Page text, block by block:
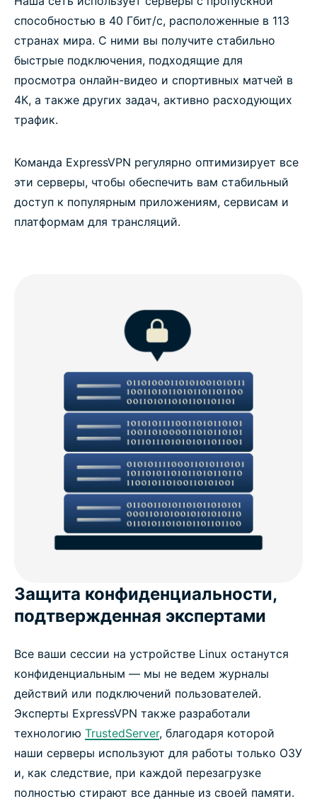
способностью в 40 Гбит/с, расположенные в 113
странах мира. С ними вы получите стабильно
быстрые подключения, подходящие для
просмотра онлайн-видео и спортивных матчей в
4К, а также других задач, активно расходующих
трафик.
Команда ExpressVPN регулярно оптимизирует все
эти серверы, чтобы обеспечить вам стабильный
доступ к популярным приложениям, сервисам и
платформам для трансляций.
Защита конфиденциальности,
подтвержденная экспертами
Все ваши сессии на устройстве Linux останутся
конфиденциальным — мы не ведем журналы
действий или подключений пользователей.
Эксперты ExpressVPN также разработали
технологию TrustedServer, благодаря которой
наши серверы используют для работы только ОЗУ
и, как следствие, при каждой перезагрузке
полностью стирают все данные из своей памяти.